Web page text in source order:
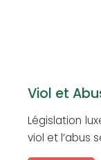
Viol et
Législation
viol et l’abus